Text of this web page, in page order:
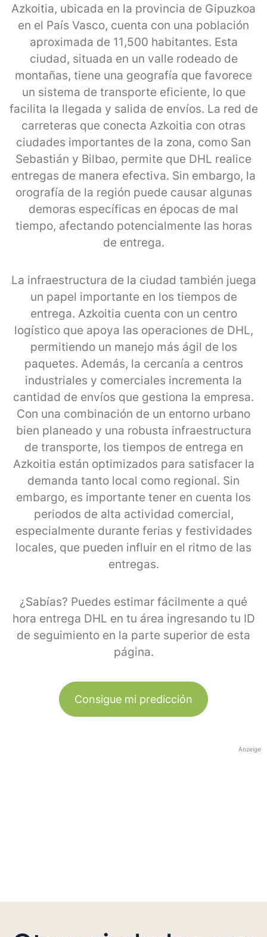
Azkoitia, ubicada en la provincia de Gipuzkoa
en el País Vasco, cuenta con una población
aproximada de 11,500 habitantes. Esta
ciudad, situada en un valle rodeado de
montañas, tiene una geografía que favorece
un sistema de transporte eficiente, lo que
facilita la llegada y salida de envíos. La red de
carreteras que conecta Azkoitia con otras
ciudades importantes de la zona, como San
Sebastián y Bilbao, permite que DHL realice
entregas de manera efectiva. Sin embargo, la
orografía de la región puede causar algunas
demoras específicas en épocas de mal
tiempo, afectando potencialmente las horas
de entrega.
La infraestructura de la ciudad también juega
un papel importante en los tiempos de
entrega. Azkoitia cuenta con un centro
logístico que apoya las operaciones de DHL,
permitiendo un manejo más ágil de los
paquetes. Además, la cercanía a centros
industriales y comerciales incrementa la
cantidad de envíos que gestiona la empresa.
Con una combinación de un entorno urbano
bien planeado y una robusta infraestructura
de transporte, los tiempos de entrega en
Azkoitia están optimizados para satisfacer la
demanda tanto local como regional. Sin
embargo, es importante tener en cuenta los
periodos de alta actividad comercial,
especialmente durante ferias y festividades
locales, que pueden influir en el ritmo de las
entregas.
¿Sabías? Puedes estimar fácilmente a qué
hora entrega DHL en tu área ingresando tu ID
de seguimiento en la parte superior de esta
página.
Consigue mi predicción
Anzeige